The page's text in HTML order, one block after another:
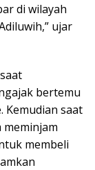
di wilayah
ujar
bertemu
Kemudian saat
membeli